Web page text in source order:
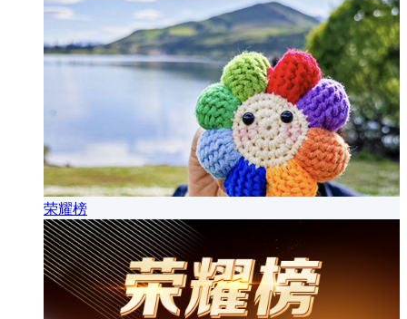
荣耀榜